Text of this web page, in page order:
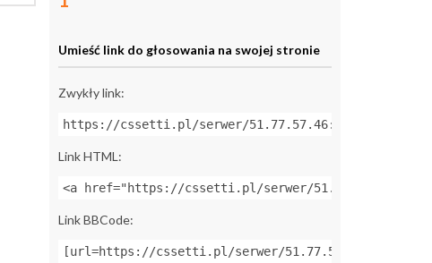
Umieść link do głosowania na swojej stronie
Zwykły link:
https://cssetti.pl/serwer/51.77.57.46:27018
Link HTML:
<a href="https://cssetti.pl/serwer/
Link BBCode:
[url=https://cssetti.pl/serwer/